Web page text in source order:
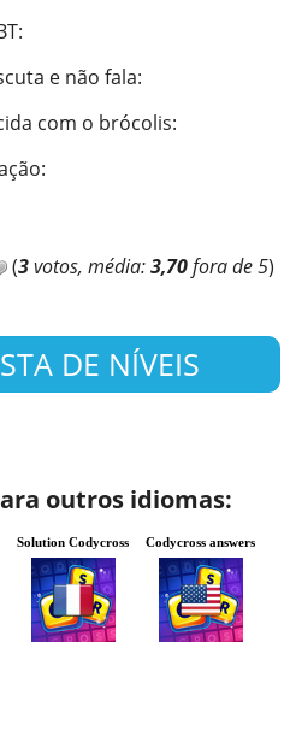
:
e não fala:
com o brócolis:
:
(3votos, média:3,70fora de 5)
DE NÍVEIS
outros idiomas:
Solution Codycross Codycross answers